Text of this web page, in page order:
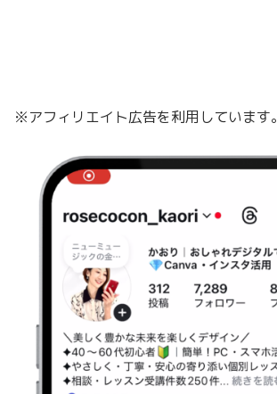
※アフィリエイト広告を利用しています。